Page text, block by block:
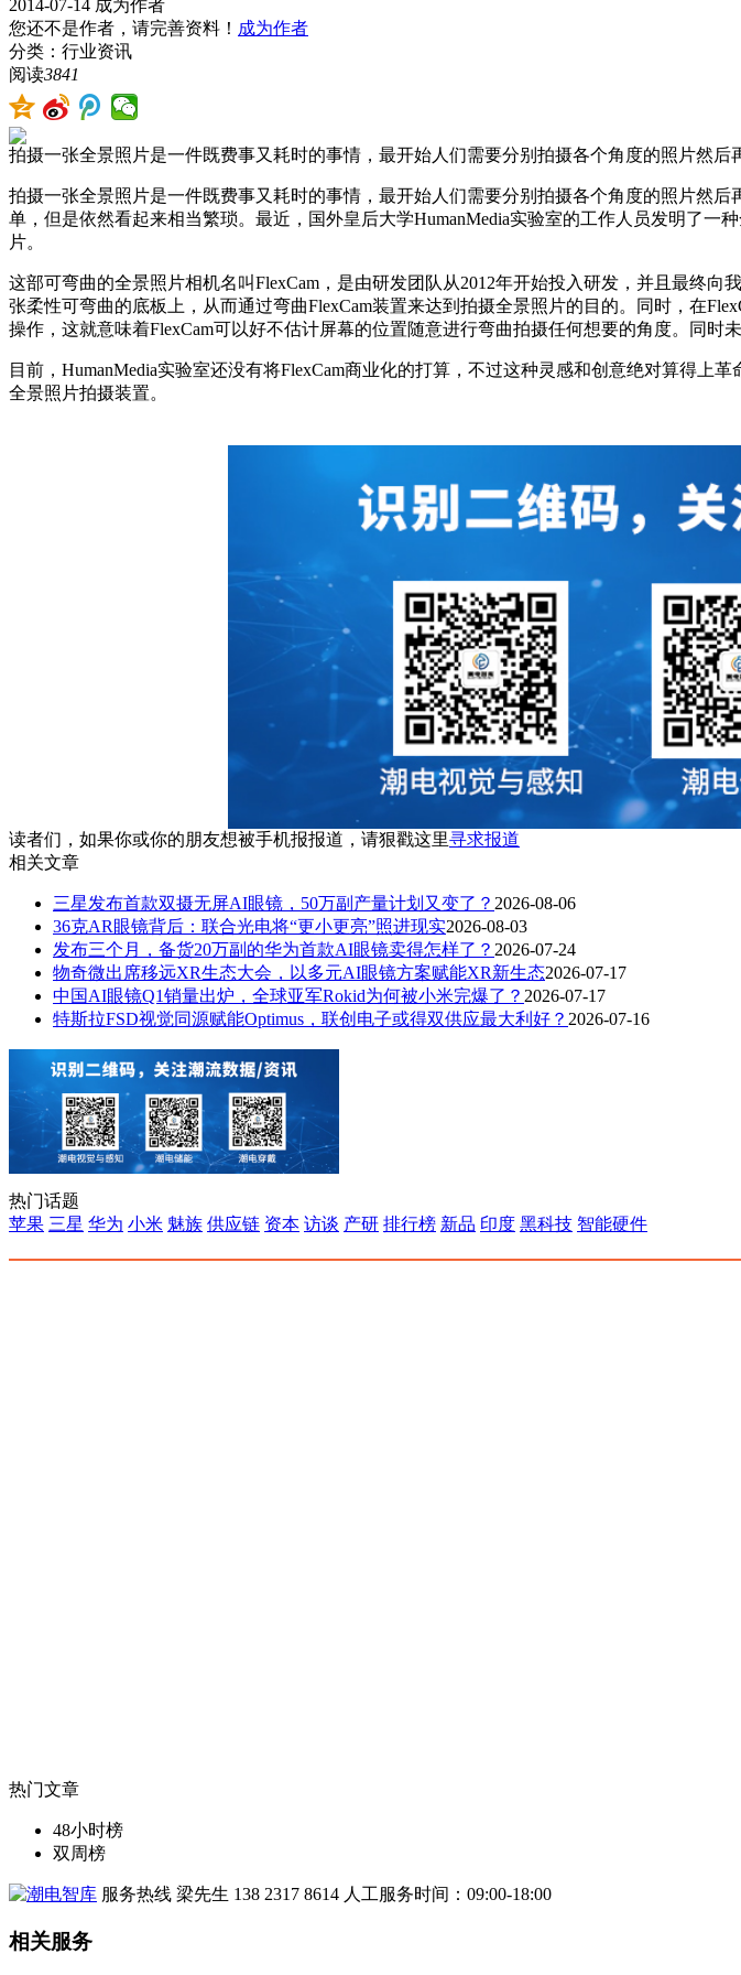
2014-07-14 成为作者
您还不是作者，请完善资料！ 成为作者
分类：行业资讯
阅读3841
拍摄一张全景照片是一件既费事又耗时的事情，最开始人们需要分别拍摄各个角度的照片然后
拍摄一张全景照片是一件既费事又耗时的事情，最开始人们需要分别拍摄各个角度的照片然
单，但是依然看起来相当繁琐。最近，国外皇后大学HumanMedia实验室的工作人员发明了
片。
这部可弯曲的全景照片相机名叫FlexCam，是由研发团队从2012年开始投入研发，并且最终
张柔性可弯曲的底板上，从而通过弯曲FlexCam装置来达到拍摄全景照片的目的。同时，在
操作，这就意味着FlexCam可以好不估计屏幕的位置随意进行弯曲拍摄任何想要的角度。同时
目前，HumanMedia实验室还没有将FlexCam商业化的打算，不过这种灵感和创意绝对算得
全景照片拍摄装置。
读者们，如果你或你的朋友想被手机报报道，请狠戳这里寻求报道
相关文章
三星发布首款双摄无屏AI眼镜，50万副产量计划又变了？ 2026-08-06
36克AR眼镜背后：联合光电将“更小更亮”照进现实2026-08-03
发布三个月，备货20万副的华为首款AI眼镜卖得怎样了？ 2026-07-24
物奇微出席移远XR生态大会，以多元AI眼镜方案赋能XR新生态2026-07-17
中国AI眼镜Q1销量出炉，全球亚军Rokid为何被小米完爆了？ 2026-07-17
特斯拉FSD视觉同源赋能Optimus，联创电子或得双供应最大利好？ 2026-07-16
热门话题
苹果 三星 华为 小米 魅族 供应链 资本 访谈 产研 排行榜 新品 印度 黑科技 智能硬件
热门文章
48小时榜
双周榜
服务热线 梁先生 138 2317 8614 人工服务时间：09:00-18:00
相关服务